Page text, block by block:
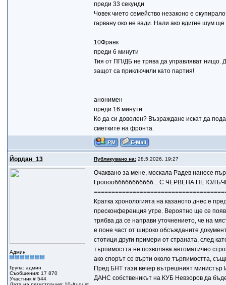
преди 33 секунди
Човек чието семейство незаконо е
гарвану око не вади. Нали ако вдигне шум
10Франк
преди 6 минути
Тия от ПП/ДБ не трява да управляват нищо.
защот са приключили като партия!
анонимен
преди 16 минути
Ко да си доволен? Възраждане искат да
сметките на фронта.
Йордан_13 Публикувано на:28.5.2026, 19:27
Админ
Група: админ
Съобщения: 17 870
Участник # 544
Очаквано за мене, москала Радев нанесе
Грооооббббббббббб... С ЧЕРВЕНА
Кратка хронологията на казаното днес е
пресконференция утре. Вероятно ще се
трябва да се направи уточнението, че на
е поне част от широко обсъжданите
стотици други примери от страната, след
търпимостта не позволява автоматично
ако спорът се върти около търпимостта,
Пред БНТ тази вечер вътрешният министър
ДАНС собственикът на КУБ Невзоров да